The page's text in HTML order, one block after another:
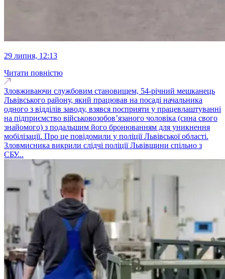
29 липня, 12:13
Читати повністю
Зловживаючи службовим становищем, 54-річний мешканець
Львівського району, який працював на посаді начальника
одного з відділів заводу, взявся посприяти у працевлаштуванні
на підприємство військовозобов’язаного чоловіка (сина свого
знайомого) з подальшим його бронюванням для уникнення
мобілізації. Про це повідомили у поліції Львівської області.
Зловмисника викрили слідчі поліції Львівщини спільно з
СБУ...